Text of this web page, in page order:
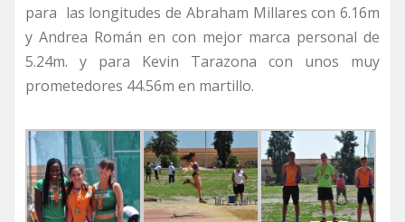
para las longitudes de Abraham Millares con 6.16m
y Andrea Román en con mejor marca personal de
5.24m. y para Kevin Tarazona con unos muy
prometedores 44.56m en martillo.